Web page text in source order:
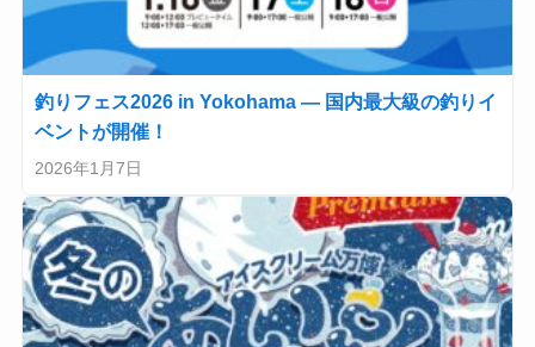
釣りフェス2026 in Yokohama — 国内最大級の釣りイ
ベントが開催！
2026年1月7日